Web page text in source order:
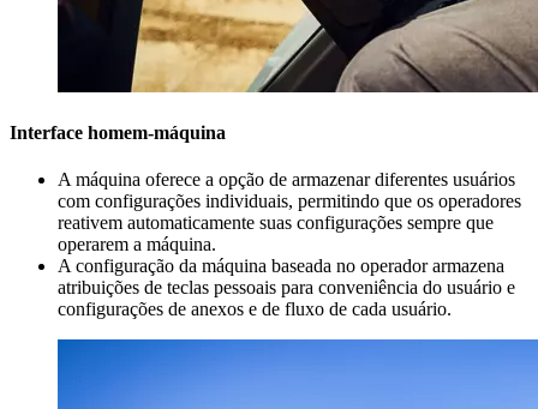
Interface homem-máquina
A máquina oferece a opção de armazenar diferentes usuários
com configurações individuais, permitindo que os operadores
reativem automaticamente suas configurações sempre que
operarem a máquina.
A configuração da máquina baseada no operador armazena
atribuições de teclas pessoais para conveniência do usuário e
configurações de anexos e de fluxo de cada usuário.